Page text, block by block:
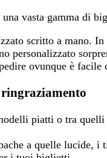
vasta gamma di
scritto a mano.
personalizzato
ovunque è
piatti o tra
a quelle lucide, i